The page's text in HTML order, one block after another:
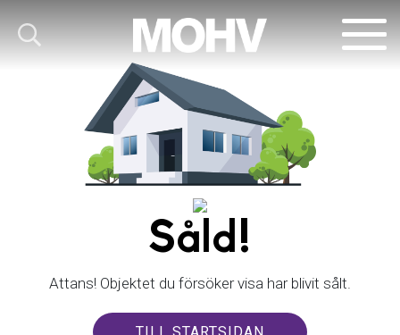
Såld!
Attans! Objektet du försöker visa har blivit sålt.